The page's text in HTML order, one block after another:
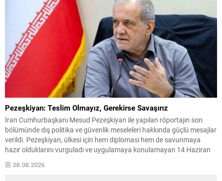
Pezeşkiyan: Teslim Olmayız, Gerekirse Savaşırız
İran Cumhurbaşkanı Mesud Pezeşkiyan ile yapılan röportajın son
bölümünde dış politika ve güvenlik meseleleri hakkında güçlü mesajlar
verildi. Pezeşkiyan, ülkesi için hem diplomasi hem de savunmaya
hazır olduklarını vurguladı ve uygulamaya konulamayan 14 Haziran
mutabakat zaptına ilişkin görüşlerini paylaştı. “Mutabakat zaptını
savunacağız; geri adım atmayız” Pezeşkiyan, varılan anlaşmanın
08.08.2026